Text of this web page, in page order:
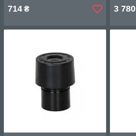
714 ₴ 3 780